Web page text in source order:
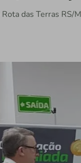
das Terras